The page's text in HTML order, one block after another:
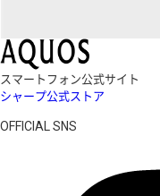
スマートフォン公式サイト
シャープ公式ストア
OFFICIAL SNS